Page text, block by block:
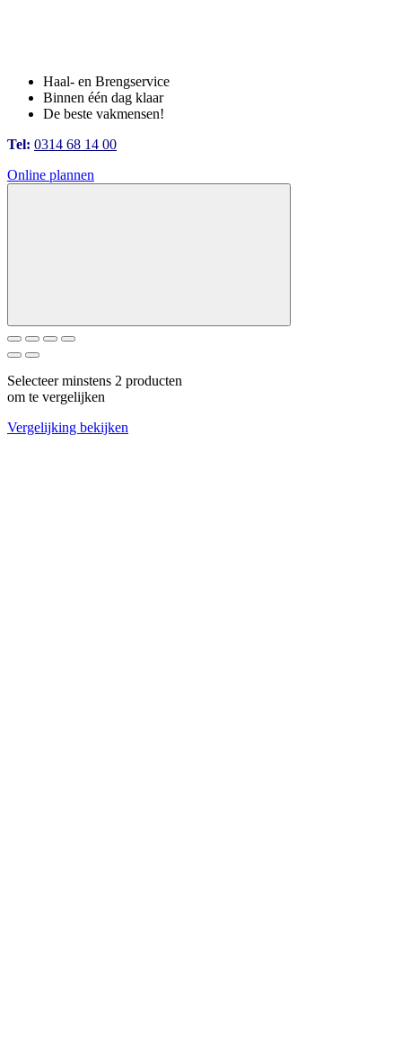
Haal- en Brengservice
Binnen één dag klaar
De beste vakmensen!
Tel: 0314 68 14 00
Online plannen
Selecteer minstens 2 producten
om te vergelijken
Vergelijking bekijken